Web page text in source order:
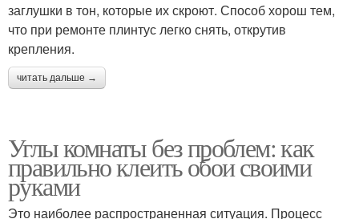
заглушки в тон, которые их скроют. Способ хорош тем,
что при ремонте плинтус легко снять, открутив
крепления.
читать дальше →
Углы комнаты без проблем: как
правильно клеить обои своими
руками
Это наиболее распространенная ситуация. Процесс